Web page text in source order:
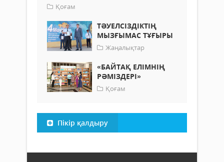
Қоғам
ТӘУЕЛСІЗДІКТІҢ
МЫЗҒЫМАС ТҰҒЫРЫ
Жаңалықтар
«БАЙТАҚ ЕЛІМНІҢ
РӘМІЗДЕРІ»
Қоғам
Пікір қалдыру